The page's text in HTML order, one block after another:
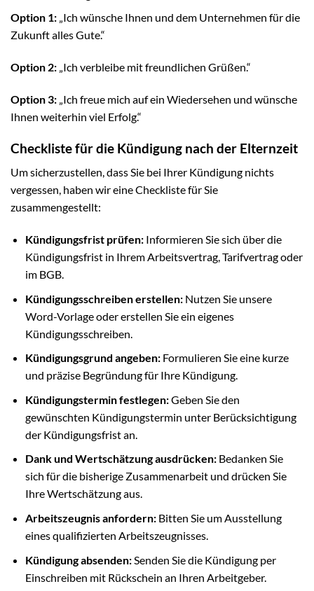
Option 1: „Ich wünsche Ihnen und dem Unternehmen für die
Zukunft alles Gute.“
Option 2: „Ich verbleibe mit freundlichen Grüßen.“
Option 3: „Ich freue mich auf ein Wiedersehen und wünsche
Ihnen weiterhin viel Erfolg.“
Checkliste für die Kündigung nach der Elternzeit
Um sicherzustellen, dass Sie bei Ihrer Kündigung nichts
vergessen, haben wir eine Checkliste für Sie
zusammengestellt:
Kündigungsfrist prüfen:Informieren Sie sich über die
Kündigungsfrist in Ihrem Arbeitsvertrag, Tarifvertrag oder
im BGB.
Kündigungsschreiben erstellen:Nutzen Sie unsere
Word-Vorlage oder erstellen Sie ein eigenes
Kündigungsschreiben.
Kündigungsgrund angeben:Formulieren Sie eine kurze
und präzise Begründung für Ihre Kündigung.
Kündigungstermin festlegen:Geben Sie den
gewünschten Kündigungstermin unter Berücksichtigung
der Kündigungsfrist an.
Dank und Wertschätzung ausdrücken:Bedanken Sie
sich für die bisherige Zusammenarbeit und drücken Sie
Ihre Wertschätzung aus.
Arbeitszeugnis anfordern:Bitten Sie um Ausstellung
eines qualifizierten Arbeitszeugnisses.
Kündigung absenden:Senden Sie die Kündigung per
Einschreiben mit Rückschein an Ihren Arbeitgeber.